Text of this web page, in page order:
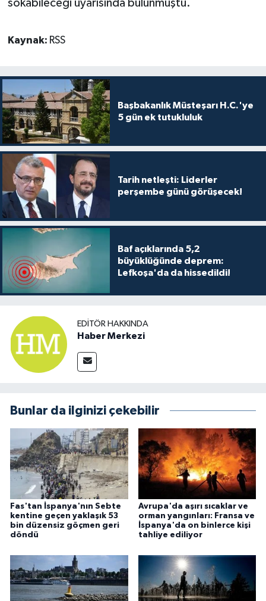
sokabileceği uyarısında bulunmuştu.
Kaynak: RSS
Başbakanlık Müsteşarı H.C.'ye
5 gün ek tutukluluk
Tarih netleşti: Liderler
perşembe günü görüşecek!
Baf açıklarında 5,2
büyüklüğünde deprem:
Lefkoşa'da da hissedildi!
EDITÖR HAKKINDA
Haber Merkezi
Bunlar da ilginizi çekebilir
Fas'tan İspanya'nın Sebte
kentine geçen yaklaşık 53
bin düzensiz göçmen geri
döndü
Avrupa'da aşırı sıcaklar ve
orman yangınları: Fransa ve
İspanya'da on binlerce kişi
tahliye ediliyor